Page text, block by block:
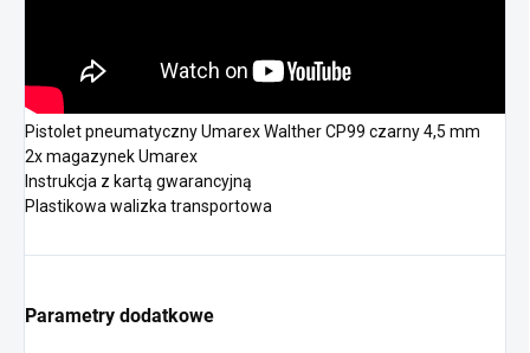
Pistolet pneumatyczny Umarex Walther CP99 czarny 4,5 mm
2x magazynek Umarex
Instrukcja z kartą gwarancyjną
Plastikowa walizka transportowa
Parametry dodatkowe